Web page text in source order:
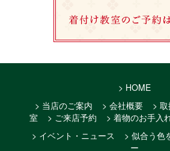
> HOME
> 当店のご案内
> 会社概要 >
室
> ご来店予約 > 着物のお手入
> イベント・ニュース
> 似合う色
ー